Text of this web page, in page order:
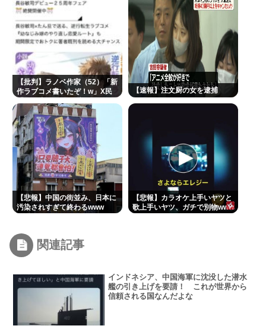
【批判】ラノベ作家（52）「新
作ラブコメ書いたぞ！w」X民
恥ずかしくないの？」←やめた
れwと話題に
【速報】注文厨の女を逮捕
【悲報】中国の街並み、日本に
汚染されすぎて終わるwww
【悲報】カラオケ上手いヤツと
歌上手いヤツ、ガチで別物www
関連記事
インドネシア、中国海軍に沈没した潜水
艦の引き上げを要請！ これが世界から
信頼される国なんだよな